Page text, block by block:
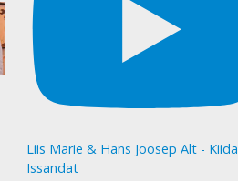
Liis Marie & Hans Joosep Alt - Kiida
Issandat